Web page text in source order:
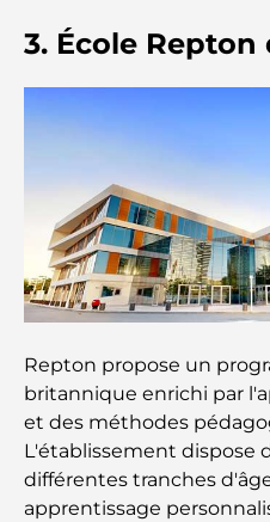
Découverte des
Estates : un guide
Dubai Horse Racing:
Cafés à Palm
et lieux de vie de l’île
Les meilleurs petits-
sélection pour 2026
Comment obtenir un
guide ultime
Plan directeur de Tilal
norme pour la vie
3. École
Repton propose un
britannique enrichi par
et des méthodes
L'établissement dispose
différentes tranches
apprentissage